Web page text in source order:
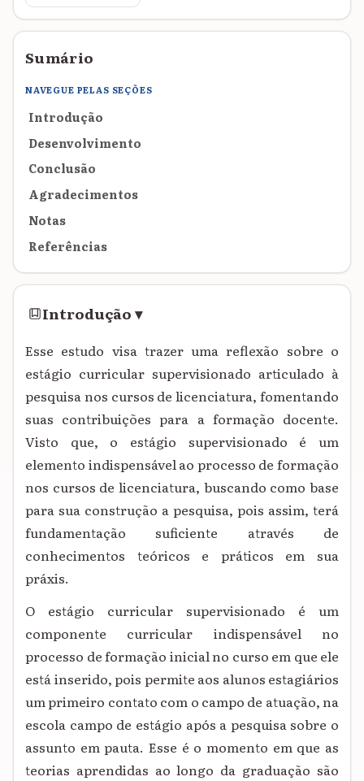
Sumário
NAVEGUE PELAS SEÇÕES
Introdução
Desenvolvimento
Conclusão
Agradecimentos
Notas
Referências
Introdução▾
Esse estudo visa trazer uma reflexão sobre o
estágio curricular supervisionado articulado à
pesquisa nos cursos de licenciatura, fomentando
suas contribuições para a formação docente.
Visto que, o estágio supervisionado é um
elemento indispensável ao processo de formação
nos cursos de licenciatura, buscando como base
para sua construção a pesquisa, pois assim, terá
fundamentação suficiente através de
conhecimentos teóricos e práticos em sua
práxis.
O estágio curricular supervisionado é um
componente curricular indispensável no
processo de formação inicial no curso em que ele
está inserido, pois permite aos alunos estagiários
um primeiro contato com o campo de atuação, na
escola campo de estágio após a pesquisa sobre o
assunto em pauta. Esse é o momento em que as
teorias aprendidas ao longo da graduação são